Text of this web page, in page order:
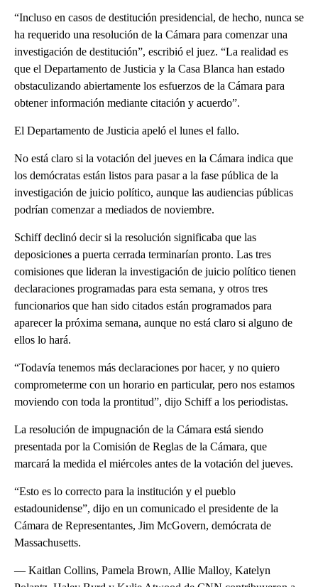
“Incluso en casos de destitución presidencial, de hecho, nunca se
ha requerido una resolución de la Cámara para comenzar una
investigación de destitución”, escribió el juez. “La realidad es
que el Departamento de Justicia y la Casa Blanca han estado
obstaculizando abiertamente los esfuerzos de la Cámara para
obtener información mediante citación y acuerdo”.
El Departamento de Justicia apeló el lunes el fallo.
No está claro si la votación del jueves en la Cámara indica que
los demócratas están listos para pasar a la fase pública de la
investigación de juicio político, aunque las audiencias públicas
podrían comenzar a mediados de noviembre.
Schiff declinó decir si la resolución significaba que las
deposiciones a puerta cerrada terminarían pronto. Las tres
comisiones que lideran la investigación de juicio político tienen
declaraciones programadas para esta semana, y otros tres
funcionarios que han sido citados están programados para
aparecer la próxima semana, aunque no está claro si alguno de
ellos lo hará.
“Todavía tenemos más declaraciones por hacer, y no quiero
comprometerme con un horario en particular, pero nos estamos
moviendo con toda la prontitud”, dijo Schiff a los periodistas.
La resolución de impugnación de la Cámara está siendo
presentada por la Comisión de Reglas de la Cámara, que
marcará la medida el miércoles antes de la votación del jueves.
“Esto es lo correcto para la institución y el pueblo
estadounidense”, dijo en un comunicado el presidente de la
Cámara de Representantes, Jim McGovern, demócrata de
Massachusetts.
— Kaitlan Collins, Pamela Brown, Allie Malloy, Katelyn